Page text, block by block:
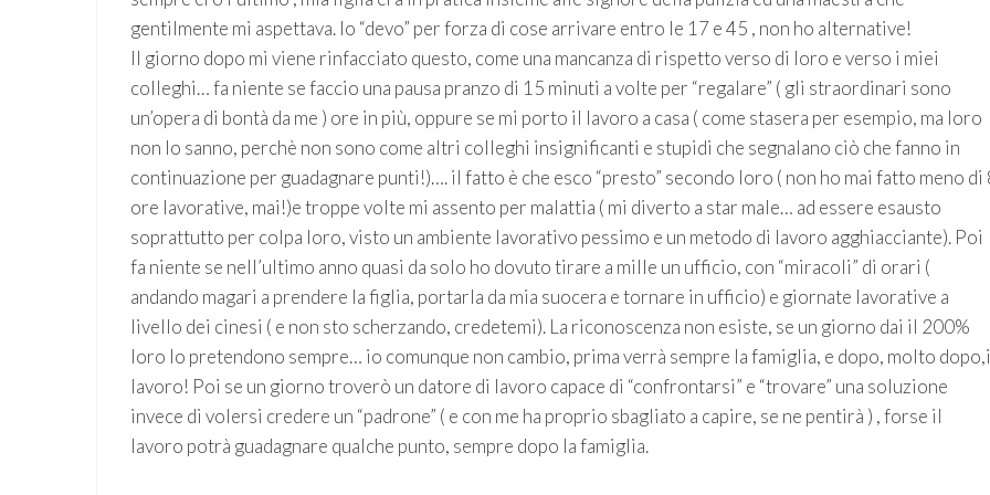
gentilmente mi aspettava. Io “devo” per forza di cose arrivare entro le 17 e 45 , non ho alternative!
Il giorno dopo mi viene rinfacciato questo, come una mancanza di rispetto verso di loro e verso i miei
colleghi… fa niente se faccio una pausa pranzo di 15 minuti a volte per “regalare” ( gli straordinari sono
un’opera di bontà da me ) ore in più, oppure se mi porto il lavoro a casa ( come stasera per esempio, ma loro
non lo sanno, perchè non sono come altri colleghi insignificanti e stupidi che segnalano ciò che fanno in
continuazione per guadagnare punti!)…. il fatto è che esco “presto” secondo loro ( non ho mai fatto meno di
ore lavorative, mai!)e troppe volte mi assento per malattia ( mi diverto a star male… ad essere esausto
soprattutto per colpa loro, visto un ambiente lavorativo pessimo e un metodo di lavoro agghiacciante). Poi
fa niente se nell’ultimo anno quasi da solo ho dovuto tirare a mille un ufficio, con “miracoli” di orari (
andando magari a prendere la figlia, portarla da mia suocera e tornare in ufficio) e giornate lavorative a
livello dei cinesi ( e non sto scherzando, credetemi). La riconoscenza non esiste, se un giorno dai il 200%
loro lo pretendono sempre… io comunque non cambio, prima verrà sempre la famiglia, e dopo, molto
lavoro! Poi se un giorno troverò un datore di lavoro capace di “confrontarsi” e “trovare” una soluzione
invece di volersi credere un “padrone” ( e con me ha proprio sbagliato a capire, se ne pentirà ) , forse il
lavoro potrà guadagnare qualche punto, sempre dopo la famiglia.